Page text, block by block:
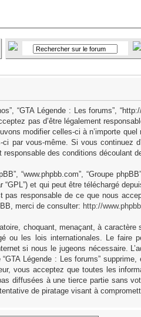
“GTA Légende : Les forums”,
pas d’être légalement
modifier celles-ci à n’importe
par vous-même. Si vous continuez
des conditions découlant
“www.phpbb.com”, “Groupe
“GPL”) et qui peut être téléchargé
responsable de ce que nous
merci de consulter: http://
choquant, menaçant, à caractère
ou les lois internationales. Le faire
si nous le jugeons nécessaire.
Légende : Les forums” supprime,
vous acceptez que toutes les
diffusées à une tierce partie sans
de piratage visant à